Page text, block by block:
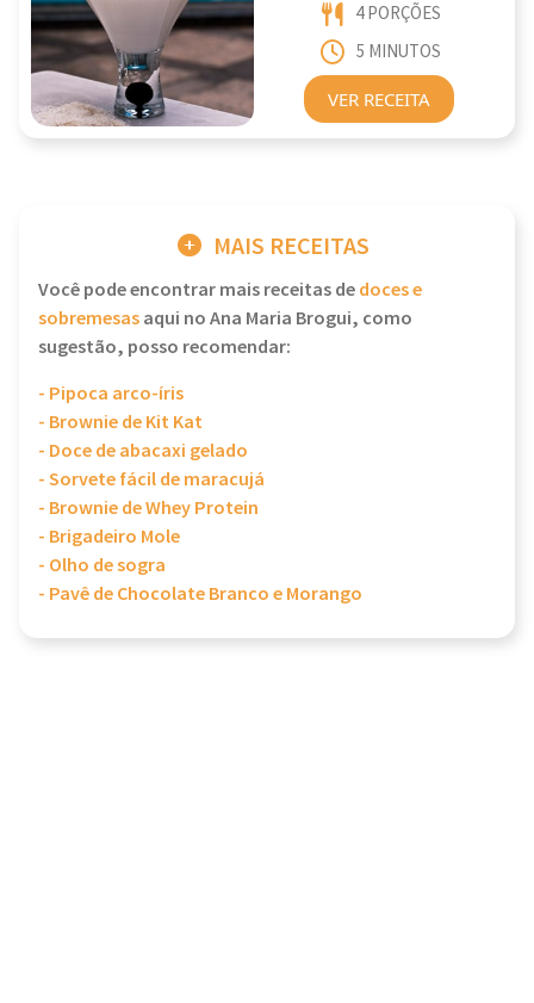
4 PORÇÕES
5 MINUTOS
VER RECEITA
MAIS RECEITAS
Você pode encontrar mais receitas dedoces e
sobremesasaqui no Ana Maria Brogui, como
sugestão, posso recomendar:
- Pipoca arco-íris
- Brownie de Kit Kat
- Doce de abacaxi gelado
- Sorvete fácil de maracujá
- Brownie de Whey Protein
- Brigadeiro Mole
- Olho de sogra
- Pavê de Chocolate Branco e Morango